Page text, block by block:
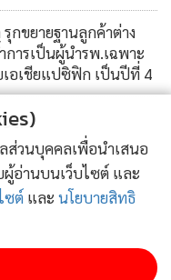
กขยายฐานลูกค้าต่าง
การเป็นผู้นำรพ.เฉพาะ
อเชียแปซิฟิก เป็นปีที่ 4
ด
ส่วนบุคคลเพื่อนำเสนอ
อ่านบนเว็บไซต์ และ
ซต์ และ นโยบายสิทธิ